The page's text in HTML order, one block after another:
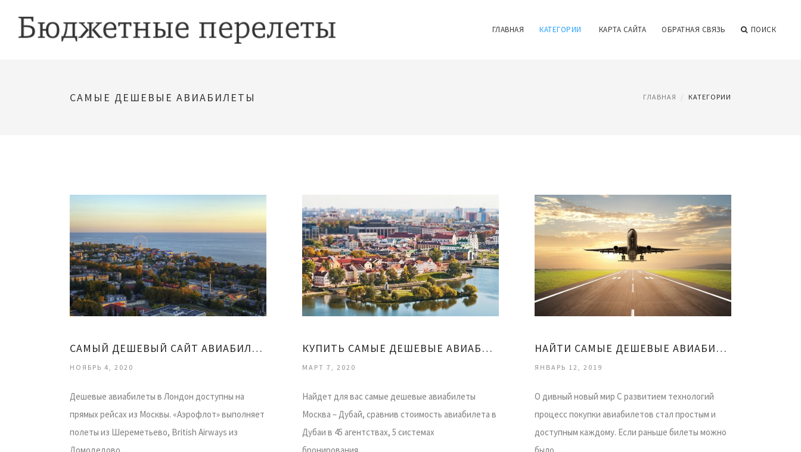
ГЛАВНАЯ КАТЕГОРИИ КАРТА САЙТА ОБРАТНАЯ СВЯЗЬ ПОИСК
САМЫЕ ДЕШЕВЫЕ АВИАБИЛЕТЫ ГЛАВНАЯ КАТЕГОРИИ
САМЫЙ ДЕШЕВЫЙ САЙТ АВИАБИЛЕТОВ
НОЯБРЬ 4, 2020
Дешевые авиабилеты в Лондон доступны на
прямых рейсах из Москвы. «Аэрофлот» выполняет
полеты из Шереметьево, British Airways из
КУПИТЬ САМЫЕ ДЕШЕВЫЕ АВИАБИЛЕТЫ
МАРТ 7, 2020
Найдет для вас самые дешевые авиабилеты
Москва – Дубай, сравнив стоимость авиабилета в
Дубаи в 45 агентствах, 5 системах
НАЙТИ САМЫЕ ДЕШЕВЫЕ АВИАБИЛЕТЫ
ЯНВАРЬ 12, 2019
О дивный новый мир С развитием технологий
процесс покупки авиабилетов стал простым и
доступным каждому. Если раньше билеты можно